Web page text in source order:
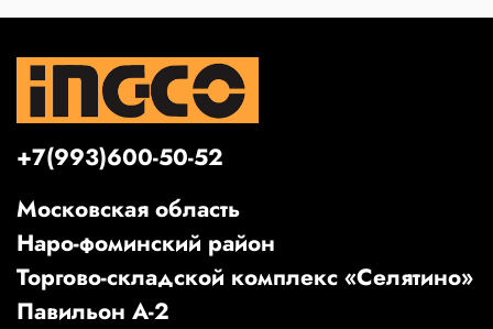
+7(993)600-50-52
Московская область
Наро-фоминский район
Торгово-складской комплекс «Селятино»
Павильон А-2